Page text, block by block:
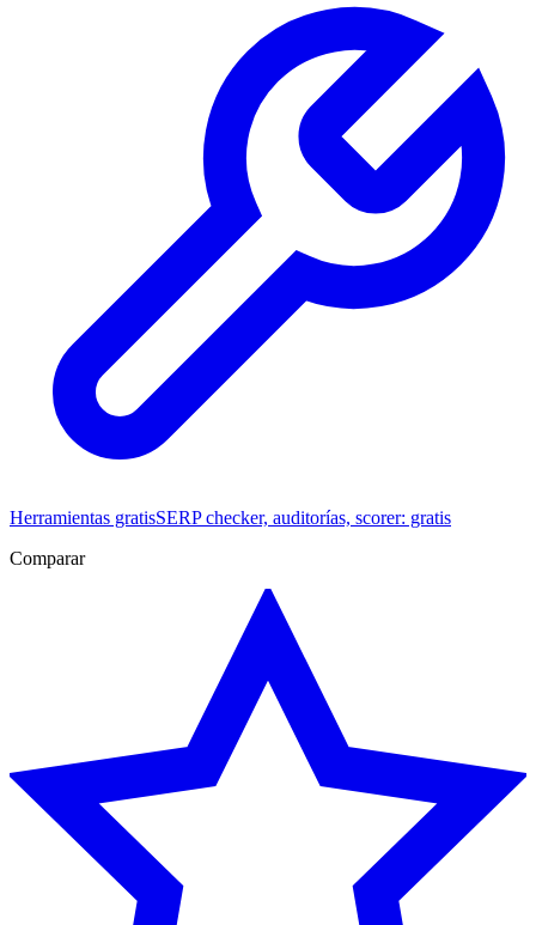
Herramientas gratisSERP checker, auditorías, scorer: gratis
Comparar